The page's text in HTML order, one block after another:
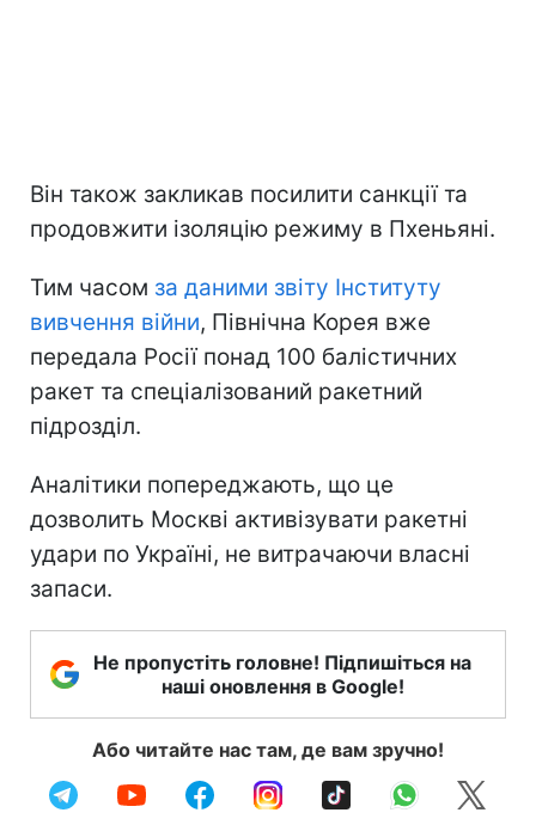
Він також закликав посилити санкції та
продовжити ізоляцію режиму в Пхеньяні.
Тим часом за даними звіту Інституту
вивчення війни, Північна Корея вже
передала Росії понад 100 балістичних
ракет та спеціалізований ракетний
підрозділ.
Аналітики попереджають, що це
дозволить Москві активізувати ракетні
удари по Україні, не витрачаючи власні
запаси.
Не пропустіть головне! Підпишіться на
наші оновлення в Google!
Або читайте нас там, де вам зручно!